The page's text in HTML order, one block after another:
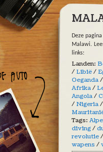
Deze
Malawi.
links:
Landen:
/Libië/
Oeganda/
Afrika/
Angola/
/Nigeria/
Tags:
diving/
revolutie/
wapens /